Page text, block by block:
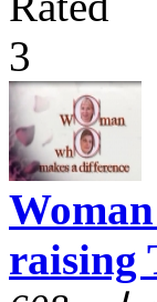
raising